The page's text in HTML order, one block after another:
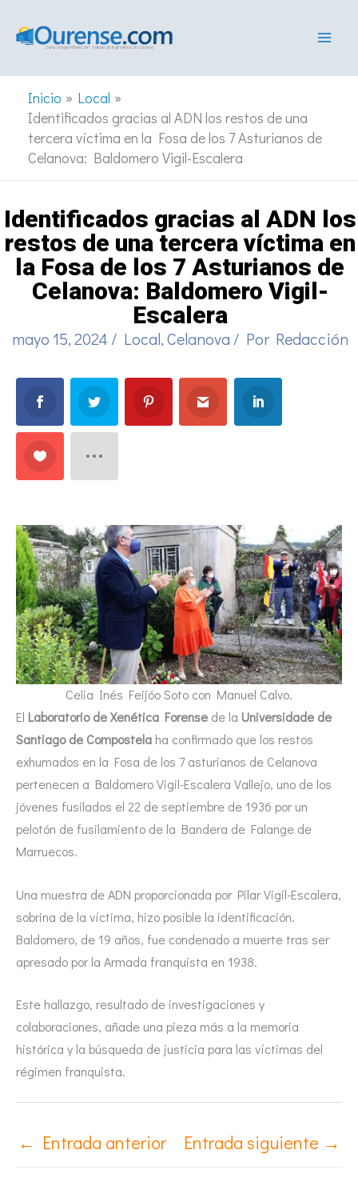
Inicio
Local
Identificados gracias al ADN los restos de una
tercera víctima en la Fosa de los 7 Asturianos de
Celanova: Baldomero Vigil-Escalera
Identificados gracias al ADN los
restos de una tercera víctima en
la Fosa de los 7 Asturianos de
Celanova: Baldomero Vigil-
Escalera
mayo 15, 2024 / Local,Celanova / Por Redacción
Celia Inés Feijóo Soto con Manuel Calvo.
El Laboratorio de Xenética Forense de la Universidade de
Santiago de Compostela ha confirmado que los restos
exhumados en la Fosa de los 7 asturianos de Celanova
pertenecen a Baldomero Vigil-Escalera Vallejo, uno de los
jóvenes fusilados el 22 de septiembre de 1936 por un
pelotón de fusilamiento de la Bandera de Falange de
Marruecos.
Una muestra de ADN proporcionada por Pilar Vigil-Escalera,
sobrina de la víctima, hizo posible la identificación.
Baldomero, de 19 años, fue condenado a muerte tras ser
apresado por la Armada franquista en 1938.
Este hallazgo, resultado de investigaciones y
colaboraciones, añade una pieza más a la memoria
histórica y la búsqueda de justicia para las víctimas del
régimen franquista.
← Entrada anterior Entrada siguiente →